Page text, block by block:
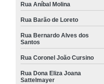
Rua Aníbal Molina
Rua Barão de Loreto
Rua Bernardo Alves dos
Santos
Rua Coronel João Cursino
Rua Dona Eliza Joana
Sattelmayer